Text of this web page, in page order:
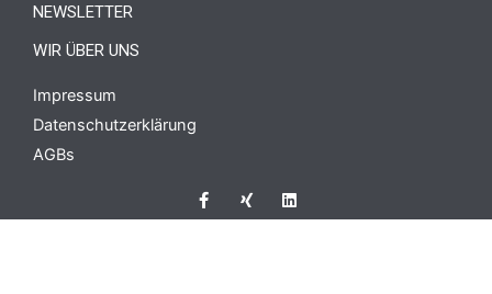
NEWSLETTER
WIR ÜBER UNS
Impressum
Datenschutzerklärung
AGBs